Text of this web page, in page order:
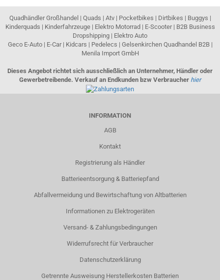
Quadhändler Großhandel | Quads | Atv | Pocketbikes | Dirtbikes | Buggys |
Kinderquads | Kinderfahrzeuge | Elektro Motorrad | E-Scooter | B2B Business
Dropshipping | Elektro Auto
Geco E-Auto | E-Car | Kidcars | Pedelecs | Gelsenkirchen Quadhandel B2B |
Menila Import GmbH
Dieses Angebot richtet sich ausschließlich an Unternehmer, Händler oder
Gewerbetreibende. Verkauf an Endkunden bzw Verbraucher hier
INFORMATION
AGB
Kontakt
Registrierung als Händler
Batterieentsorgung & Batteriepfand
Abfallvermeidung und Bewirtschaftung von Altbatterien
Informationen zu Elektrogeräten
Versand- & Zahlungsbedingungen
Widerrufsrecht für Verbraucher
Datenschutzerklärung
Getrennte Ausweisung Herstellerkosten Batterien